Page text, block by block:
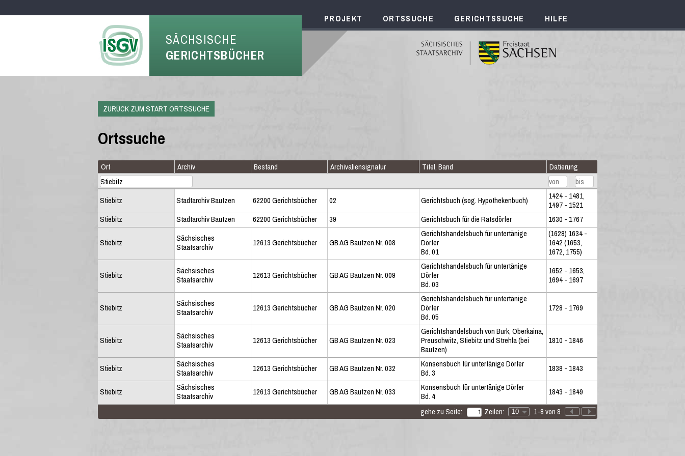
SÄCHSISCHE
GERICHTSBÜCHER
PROJEKT ORTSSUCHE GERICHTSSUCHE HILFE
ZURÜCK ZUM START ORTSSUCHE
Ortssuche
Ort Archiv Bestand Archivaliensignatur Titel, Band Datierung
Stiebitz Stadtarchiv Bautzen 62200 Gerichtsbücher 02 Gerichtsbuch (sog. Hypothekenbuch)
1424 - 1481,
1497 - 1521
Stiebitz
Stadtarchiv Bautzen 62200 Gerichtsbücher 39 Gerichtsbuch für die Ratsdörfer 1630 - 1767
Stiebitz
Sächsisches
Staatsarchiv
12613 Gerichtsbücher GB AG Bautzen Nr. 008
Gerichtshandelsbuch für untertänige
Dörfer
Bd. 01
(1628) 1634 -
1642 (1653,
1672, 1755)
Stiebitz
Sächsisches
Staatsarchiv
12613 Gerichtsbücher GB AG Bautzen Nr. 009
Gerichtshandelsbuch für untertänige
Dörfer
Bd. 03
1652 - 1653,
1694 - 1697
Stiebitz
Sächsisches
Staatsarchiv
12613 Gerichtsbücher GB AG Bautzen Nr. 020
Gerichtshandelsbuch für untertänige
Dörfer
Bd. 05
1728 - 1769
Stiebitz
Sächsisches
Staatsarchiv
12613 Gerichtsbücher GB AG Bautzen Nr. 023
Gerichtshandelsbuch von Burk, Oberkaina,
Preuschwitz, Stiebitz und Strehla (bei
Bautzen)
1810 - 1846
Stiebitz
Sächsisches
Staatsarchiv
12613 Gerichtsbücher GB AG Bautzen Nr. 032
Konsensbuch für untertänige Dörfer
Bd. 3
1838 - 1843
Stiebitz
Sächsisches
Staatsarchiv
12613 Gerichtsbücher GB AG Bautzen Nr. 033
Konsensbuch für untertänige Dörfer
Bd. 4
1843 - 1849
1-8 von 8
10
Zeilen:
gehe zu Seite: